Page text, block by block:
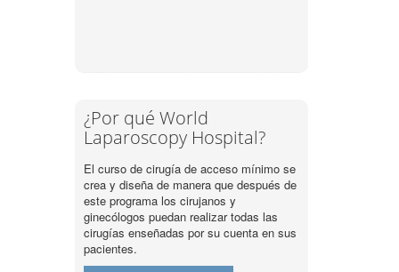
¿Por qué World
Laparoscopy Hospital?
El curso de cirugía de acceso mínimo se
crea y diseña de manera que después de
este programa los cirujanos y
ginecólogos puedan realizar todas las
cirugías enseñadas por su cuenta en sus
pacientes.